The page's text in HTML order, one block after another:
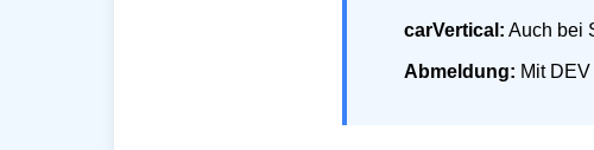
carVertical: Auch bei
Abmeldung: Mit